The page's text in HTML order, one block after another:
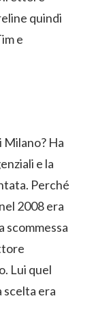
quindi
e
Milano? Ha
e la
Perché
2008 era
scommessa
Lui quel
scelta era